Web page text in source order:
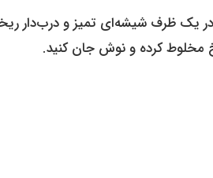
یک ظرف شیشه‌ای تمیز و درب‌دار
مخلوط کرده و نوش جان کنید.